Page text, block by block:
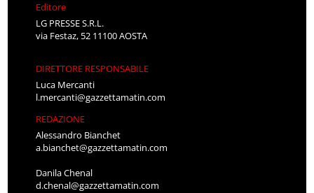
Editore
LG PRESSE S.R.L.
via Festaz, 52 11100 AOSTA
DIRETTORE RESPONSABILE
Luca Mercanti
l.mercanti@gazzettamatin.com
REDAZIONE
Alessandro Bianchet
a.bianchet@gazzettamatin.com
Danila Chenal
d.chenal@gazzettamatin.com